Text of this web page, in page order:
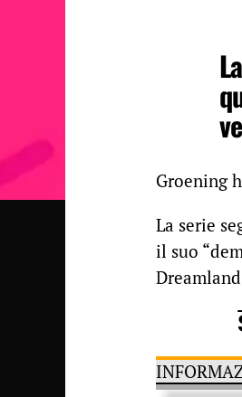
Groening
La serie
il suo